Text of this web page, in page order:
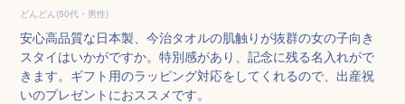
どんどん(50代・男性)
安心高品質な日本製、今治タオルの肌触りが抜群の女の子向き
スタイはいかがですか。特別感があり、記念に残る名入れがで
きます。ギフト用のラッピング対応をしてくれるので、出産祝
いのプレゼントにおススメです。